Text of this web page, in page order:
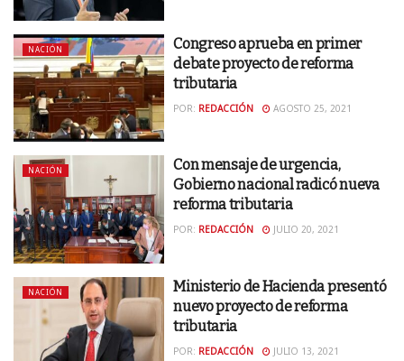
NACIÓN
Congreso aprueba en primer
debate proyecto de reforma
tributaria
POR: REDACCIÓN AGOSTO 25, 2021
NACIÓN
Con mensaje de urgencia,
Gobierno nacional radicó nueva
reforma tributaria
POR: REDACCIÓN JULIO 20, 2021
NACIÓN
Ministerio de Hacienda presentó
nuevo proyecto de reforma
tributaria
POR: REDACCIÓN JULIO 13, 2021